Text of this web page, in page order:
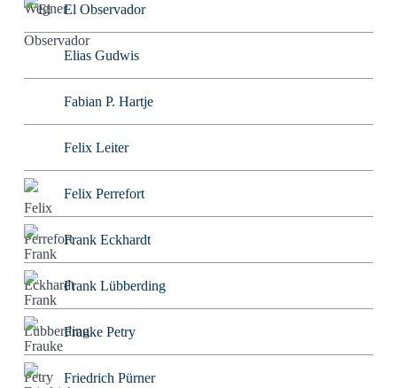
El Observador
Elias Gudwis
Fabian P. Hartje
Felix Leiter
Felix Perrefort
Frank Eckhardt
Frank Lübberding
Frauke Petry
Friedrich Pürner